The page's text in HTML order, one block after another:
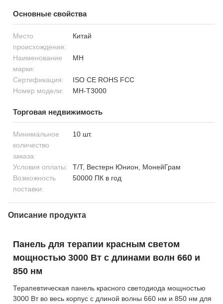
Основные свойства
Место
происхождения:
Китай
Наименование
марки:
MH
Сертификация:
ISO CE ROHS FCC
Номер модели:
MH-T3000
Торговая недвижимость
Минимальное
количество
заказа:
10 шт.
Условия оплаты:
Т/Т, Вестерн Юнион, МонейГрам
Возможность
поставки:
50000 ПК в год
Описание продукта
Панель для терапии красным светом
мощностью 3000 Вт с длинами волн 660 и
850 нм
Терапевтическая панель красного светодиода мощностью
3000 Вт во весь корпус с длиной волны 660 нм и 850 нм для